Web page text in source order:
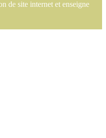
de site internet et enseigne